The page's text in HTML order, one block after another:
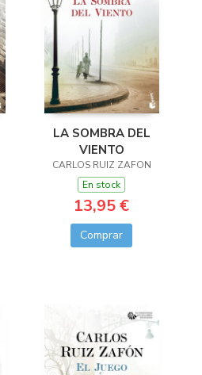
LA SOMBRA DEL
VIENTO
CARLOS RUIZ ZAFON
En stock
13,95 €
Comprar